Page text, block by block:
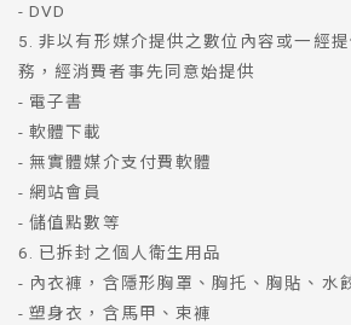
- DVD
5. 非以有形媒介提供之數位內容或一經
務，經消費者事先同意始提供
- 電子書
- 軟體下載
- 無實體媒介支付費軟體
- 網站會員
- 儲值點數等
6. 已拆封之個人衛生用品
- 內衣褲，含隱形胸罩、胸托、胸貼、水
- 塑身衣，含馬甲、束褲